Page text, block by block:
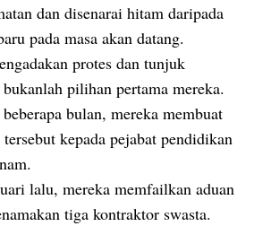
dan disenarai hitam daripada
pada masa akan datang.
protes dan tunjuk
bukanlah pilihan pertama mereka.
bulan, mereka membuat
kepada pejabat pendidikan
lalu, mereka memfailkan aduan
tiga kontraktor swasta.